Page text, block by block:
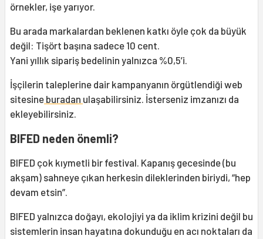
örnekler, işe yarıyor.
Bu arada markalardan beklenen katkı öyle çok da büyük
değil: Tişört başına sadece 10 cent.
Yani yıllık sipariş bedelinin yalnızca %0,5’i.
İşçilerin taleplerine dair kampanyanın örgütlendiği web
sitesine buradan ulaşabilirsiniz. İsterseniz imzanızı da
ekleyebilirsiniz.
BIFED neden önemli?
BIFED çok kıymetli bir festival. Kapanış gecesinde (bu
akşam) sahneye çıkan herkesin dileklerinden biriydi, “hep
devam etsin”.
BIFED yalnızca doğayı, ekolojiyi ya da iklim krizini değil bu
sistemlerin insan hayatına dokunduğu en acı noktaları da